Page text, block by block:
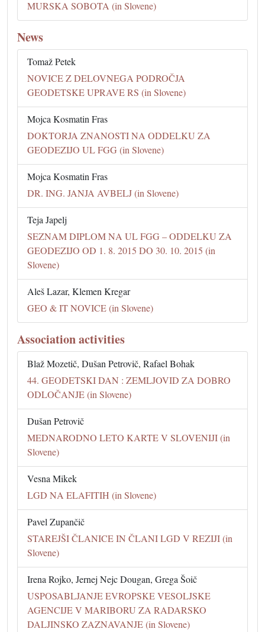
MURSKA SOBOTA (in Slovene)
News
Tomaž Petek
NOVICE Z DELOVNEGA PODROČJA
GEODETSKE UPRAVE RS (in Slovene)
Mojca Kosmatin Fras
DOKTORJA ZNANOSTI NA ODDELKU ZA
GEODEZIJO UL FGG (in Slovene)
Mojca Kosmatin Fras
DR. ING. JANJA AVBELJ (in Slovene)
Teja Japelj
SEZNAM DIPLOM NA UL FGG – ODDELKU ZA
GEODEZIJO OD 1. 8. 2015 DO 30. 10. 2015 (in
Slovene)
Aleš Lazar, Klemen Kregar
GEO & IT NOVICE (in Slovene)
Association activities
Blaž Mozetič, Dušan Petrovič, Rafael Bohak
44. GEODETSKI DAN : ZEMLJOVID ZA DOBRO
ODLOČANJE (in Slovene)
Dušan Petrovič
MEDNARODNO LETO KARTE V SLOVENIJI (in
Slovene)
Vesna Mikek
LGD NA ELAFITIH (in Slovene)
Pavel Zupančič
STAREJŠI ČLANICE IN ČLANI LGD V REZIJI (in
Slovene)
Irena Rojko, Jernej Nejc Dougan, Grega Šoič
USPOSABLJANJE EVROPSKE VESOLJSKE
AGENCIJE V MARIBORU ZA RADARSKO
DALJINSKO ZAZNAVANJE (in Slovene)